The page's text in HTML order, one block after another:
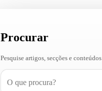
Procurar
Pesquise artigos, secções e conteúdos